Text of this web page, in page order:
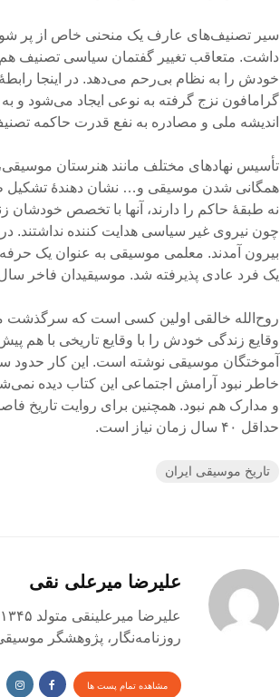
سیر تصنیف‌های عارف یک منحنی خاص از پر
داشت. متعاقب تغییر گفتمان سیاسی تصنیف
خودش را به نظام بی‌رحم می‌دهد. در اینجا
گرامافون نزج گرفته به نوعی ایجاد می‌شود و
اندیشه ملی و مصادره به نفع قدرت حاکمه تصنیف ملی
تأسیس نهادهای مختلف مانند هنرستان
همگانی شدن موسیقی و… نشان دهندۀ
نه طبقۀ حاکم را دارند، آنها با تخصص خودشان
چون نیروی غیر سیاسی هدایت کننده نداشتند.
بیرون آمدند. معلمی موسیقی به عنوان یک
یک فرد عادی پذیرفته شد. موسیقیدان فاخر
روح‌الله خالقی اولین کسی است که سرگذشت
وقایع زندگی خودش را با وقایع تاریخی با هم
خاطر نبود آرامش اجتماعی این کتاب دیده
و مدارک هم نبود. همچنین برای روایت تاریخ
حداقل ۴۰ سال زمان نیاز است.
تاریخ موسیقی ایران
علیرضا میرعلی نقی
علیرضا میرعلینقی متولد ۱۳۴۵ در تهران
روزنامه‌نگار، پژوهشگر
مشاهده تمام پست ها